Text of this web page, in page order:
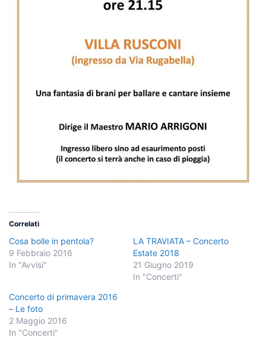
Correlati
Cosa bolle in pentola?
9 Febbraio 2016
In "Avvisi"
LA TRAVIATA – Concerto
Estate 2018
21 Giugno 2019
In "Concerti"
Concerto di primavera 2016
– Le foto
2 Maggio 2016
In "Concerti"